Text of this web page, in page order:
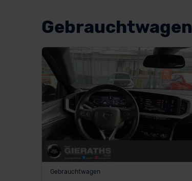
Gebrauchtwagen
Gebrauchtwagen